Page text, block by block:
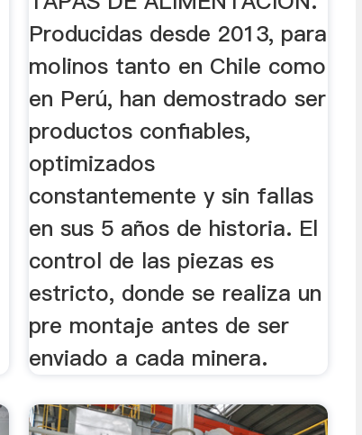
Producidas desde 2013, para
molinos tanto en Chile como
en Perú, han demostrado ser
productos confiables,
optimizados
constantemente y sin fallas
en sus 5 años de historia. El
control de las piezas es
estricto, donde se realiza un
pre montaje antes de ser
enviado a cada minera.